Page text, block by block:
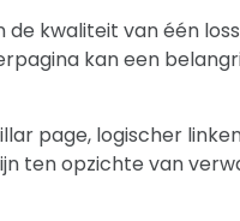
kwaliteit van één
kan een
page, logischer
ten opzichte van